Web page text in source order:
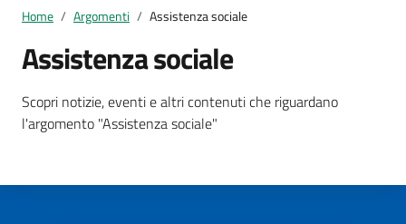
Home Argomenti Assistenza sociale
Assistenza sociale
Dettagli della notizia
Scopri notizie, eventi e altri contenuti che riguardano
l'argomento "Assistenza sociale"